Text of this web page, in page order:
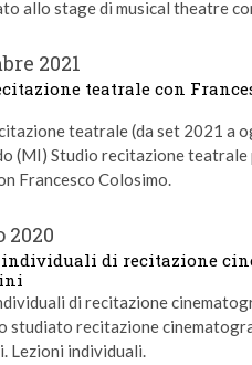
allo stage di musical theatre
2021
teatrale con
teatrale (da set 2021 a
(MI) Studio recitazione
Francesco Colosimo.
2020
di recitazione
di recitazione
studiato recitazione
Lezioni individuali.